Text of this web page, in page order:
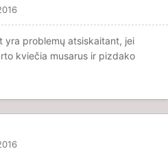
yra problemų atsiskaitant, jei
kviečia musarus ir pizdako